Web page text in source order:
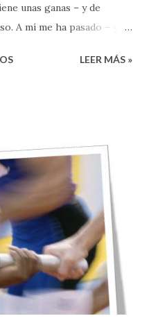
unas ganas – y de
A mí me ha pasado – y
Si nunca
muchas cosas que no
Familias fragmentadas.
que defraudan.
Crisis financieras.
En la sociedad,
violencia, guerras,
y discriminación.
LEER MÁS »